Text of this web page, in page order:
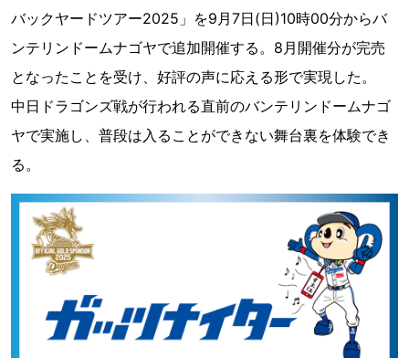
バックヤードツアー2025」を9月7日(日)10時00分からバ
ンテリンドームナゴヤで追加開催する。8月開催分が完売
となったことを受け、好評の声に応える形で実現した。
中日ドラゴンズ戦が行われる直前のバンテリンドームナゴ
ヤで実施し、普段は入ることができない舞台裏を体験でき
る。